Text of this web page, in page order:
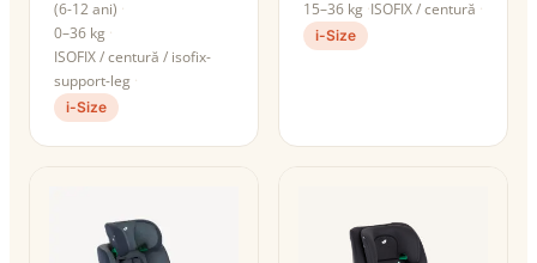
(6-12 ani)
0–36 kg
ISOFIX / centură / isofix-
support-leg
i-Size
15–36 kg ISOFIX / centură
i-Size